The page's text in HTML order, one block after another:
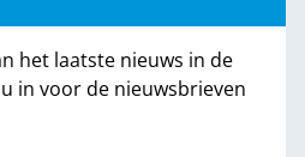
het laatste nieuws in de
in voor de nieuwsbrieven